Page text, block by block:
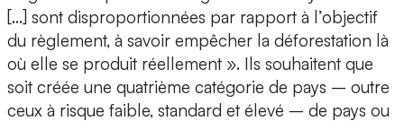
[…] sont disproportionnées par rapport à l’objectif
du règlement, à savoir empêcher la déforestation là
où elle se produit réellement ». Ils souhaitent que
soit créée une quatrième catégorie de pays – outre
ceux à risque faible, standard et élevé – de pays ou